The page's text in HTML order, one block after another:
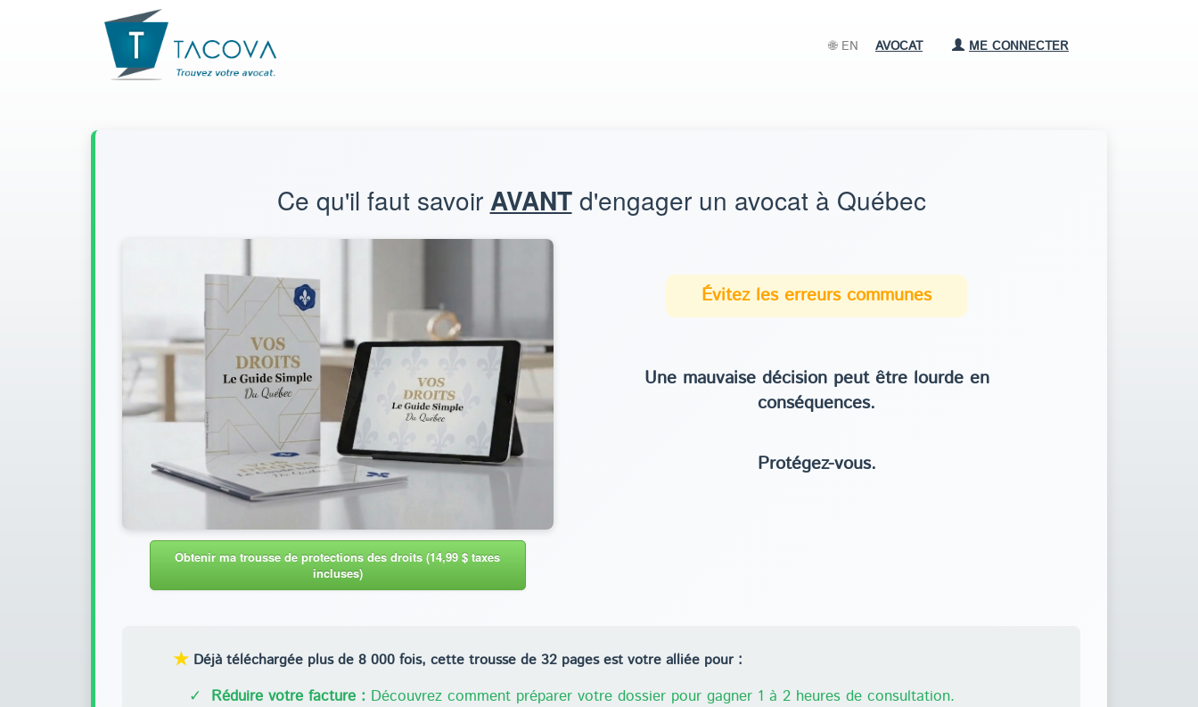
🌐 EN AVOCAT ME CONNECTER
Ce qu'il faut savoir AVANTd'engager un avocat à Québec
Obtenir ma trousse de protections des droits (14,99 $ taxes
incluses)
Évitez les erreurs communes
Une mauvaise décision peut être lourde en
conséquences.
Protégez-vous.
★ Déjà téléchargée plus de 8 000 fois, cette trousse de 32 pages est votre alliée pour :
✓ Réduire votre facture : Découvrez comment préparer votre dossier pour gagner 1 à 2 heures de consultation.